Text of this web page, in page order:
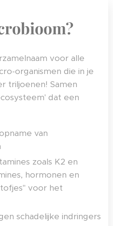
voor alle
organismen die in je
triljoenen! Samen
dat een
van
zoals K2 en
hormonen en
voor het
schadelijke indringers